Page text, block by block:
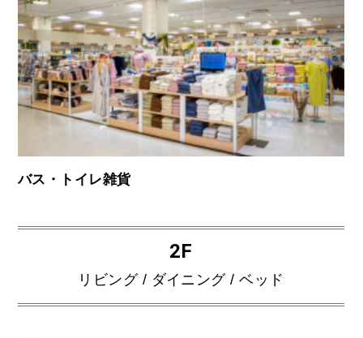
バス・トイレ雑貨
2F
リビング / ダイニング / ベッド